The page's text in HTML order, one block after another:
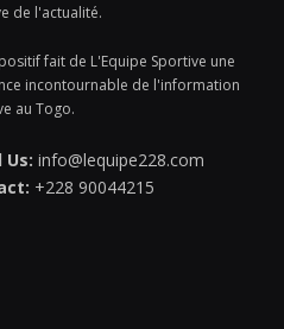
de l'actualité.
fait de L'Equipe Sportive une
incontournable de l'information
au Togo.
Us: info@lequipe228.com
+228 90044215